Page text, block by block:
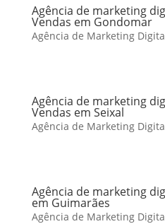
Agência de marketing
Vendas em Gondomar
Agência de Marketing
Agência de marketing
Vendas em Seixal
Agência de Marketing
Agência de marketing
em Guimarães
Agência de Marketing